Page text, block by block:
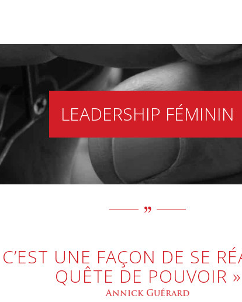
LEADERSHIP FÉMININ
UNE FAÇON DE SE
QUÊTE DE POUVOIR »
Annick Guérard